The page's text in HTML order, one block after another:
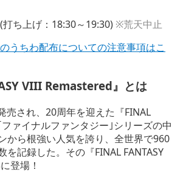
ち上げ：18:30～19:30) ※荒天中止
うちわ配布についての注意事項はこ
VIII Remastered』とは
売され、20周年を迎えた『FINAL
ファイナルファンタジー｣シリーズの中
から根強い人気を誇り、全世界で960
を記録した。その『FINAL FANTASY
登場！